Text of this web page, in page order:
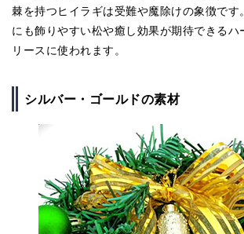
棘を持つヒイラギは受難や魔除けの象徴です
にも飾りやすい松や癒し効果が期待できるハ
リースに使われます。
シルバー・ゴールドの素材